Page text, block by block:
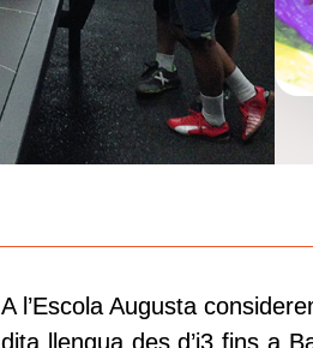
A l’Escola Augusta
dita llengua des d’i3 fins a